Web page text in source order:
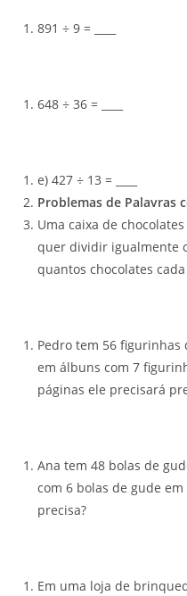
891 ÷ 9 = ____
648 ÷ 36 = ____
e) 427 ÷ 13 = ____
Problemas de Palavras
Uma caixa de
quer dividir igualmente
quantos chocolates
Pedro tem 56 figurinhas
em álbuns com 7
páginas ele precisará
Ana tem 48 bolas de
com 6 bolas de gude
precisa?
Em uma loja de